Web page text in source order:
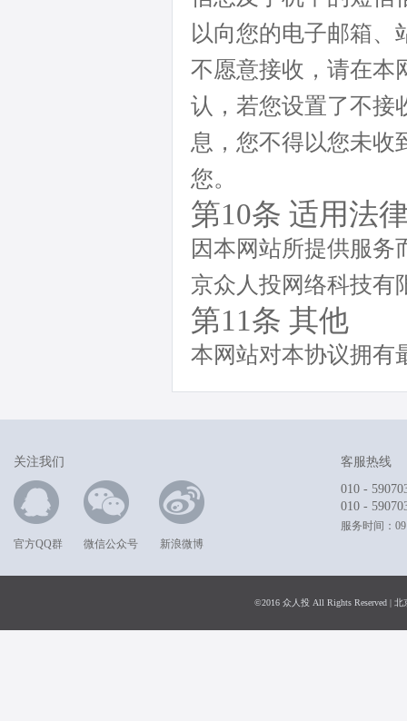
以向您的电子邮箱、
不愿意接收，请在本
认，若您设置了不接
息，您不得以您未收
您。
第10条 适用法
因本网站所提供服
京众人投网络科技有
第11条 其他
本网站对本协议拥有
关注我们
官方QQ群 微信公众号 新浪微博
客服热线
010 -
010 -
服务时间：
©2016 众人投 All Rights Reserved |